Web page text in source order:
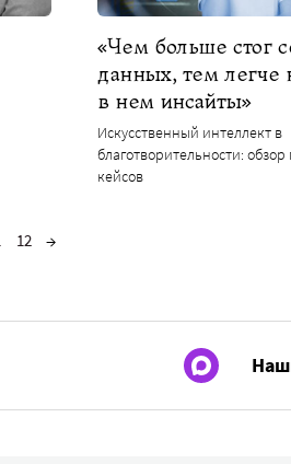
«Чем больше стог
данных, тем легче
в нем инсайты»
Искусственный интеллект в
благотворительности:
кейсов
12 →